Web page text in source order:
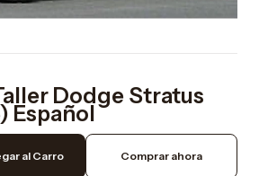
Dodge Stratus
Español
al Carro Comprar ahora